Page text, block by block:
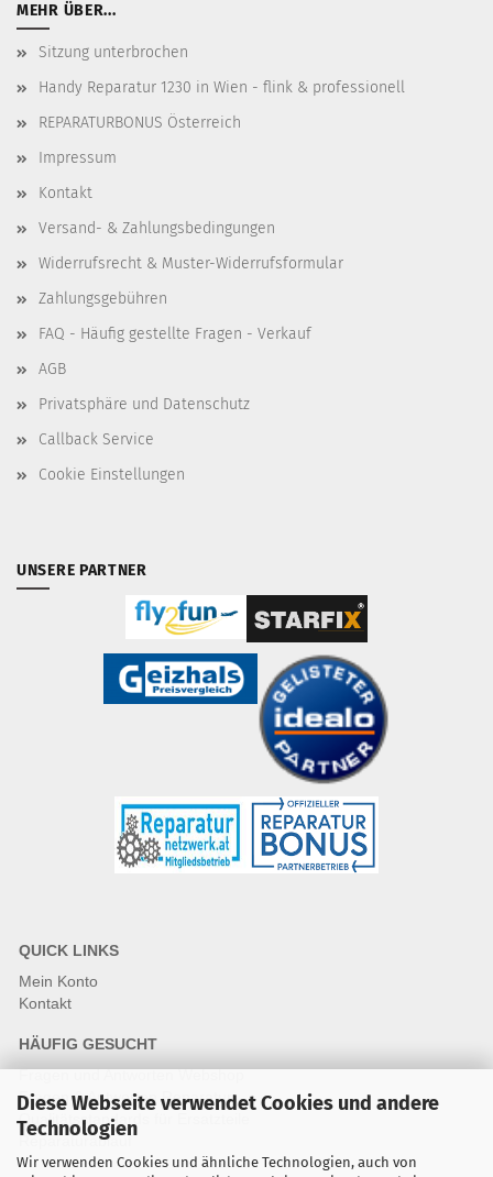
Diese Webseite verwendet Cookies und andere
Technologien
Wir verwenden Cookies und ähnliche Technologien, auch von
MEHR ÜBER...
Sitzung unterbrochen
Handy Reparatur 1230 in Wien - flink & professionell
REPARATURBONUS Österreich
Impressum
Kontakt
Versand- & Zahlungsbedingungen
Widerrufsrecht & Muster-Widerrufsformular
Zahlungsgebühren
FAQ - Häufig gestellte Fragen - Verkauf
AGB
Privatsphäre und Datenschutz
Callback Service
Cookie Einstellungen
UNSERE PARTNER
QUICK LINKS
Mein Konto
Kontakt
HÄUFIG GESUCHT
Fragen und Antworten Webshop
Fragen & Antworten Reparatur
Qualitätsstandards für Ersatzteile
Reparaturablauf